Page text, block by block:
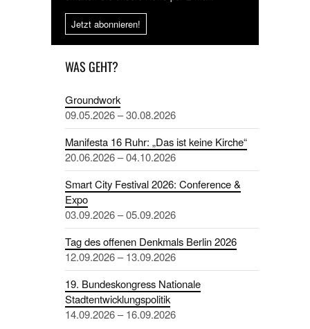
Jetzt abonnieren!
WAS GEHT?
Groundwork
09.05.2026 – 30.08.2026
Manifesta 16 Ruhr: „Das ist keine Kirche“
20.06.2026 – 04.10.2026
Smart City Festival 2026: Conference &
Expo
03.09.2026 – 05.09.2026
Tag des offenen Denkmals Berlin 2026
12.09.2026 – 13.09.2026
19. Bundeskongress Nationale
Stadtentwicklungspolitik
14.09.2026 – 16.09.2026